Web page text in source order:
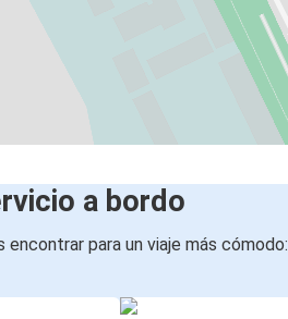
a bordo
para un viaje más cómodo: